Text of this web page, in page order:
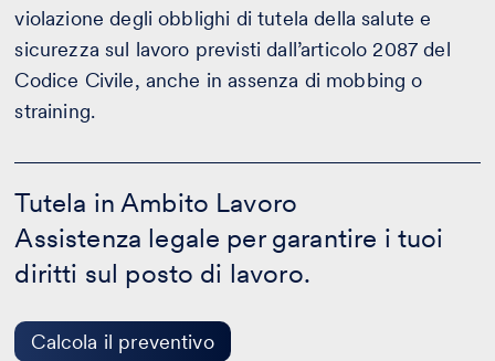
violazione degli obblighi di tutela della salute e
sicurezza sul lavoro previsti dall’articolo 2087 del
Codice Civile, anche in assenza di mobbing o
straining.
Tutela in Ambito Lavoro
Assistenza legale per garantire i tuoi
diritti sul posto di lavoro.
Calcola il preventivo
in
Ambito
Lavoro
Calcola
preventivo